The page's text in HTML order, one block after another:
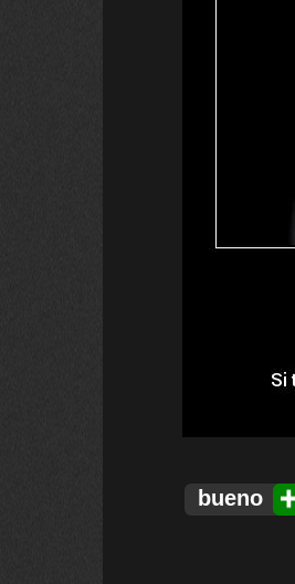
bueno